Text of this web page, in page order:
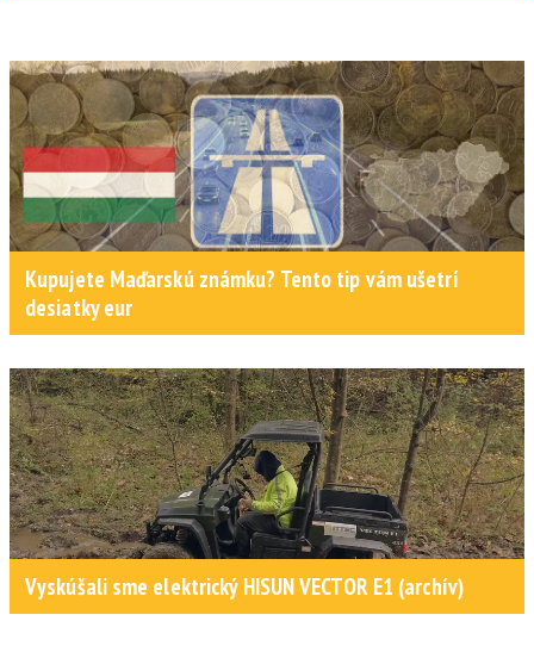
Kupujete Maďarskú známku? Tento tip vám ušetrí
desiatky eur
Vyskúšali sme elektrický HISUN VECTOR E1 (archív)